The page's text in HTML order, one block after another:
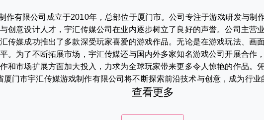
作有限公司成立于2010年，总部位于厦门市。公司专注于游戏研发与制
创意设计人才，宇汇传媒公司在业内逐步树立了良好的声誉。公司主营
传媒成功推出了多款深受玩家喜爱的游戏作品。无论是在游戏玩法、画
。为了不断拓展市场，宇汇传媒还与国内外多家知名游戏公司开展合作
和市场扩展方面加大投入，力求为全球玩家带来更多令人惊艳的作品。
厦门市宇汇传媒游戏制作有限公司将不断探索前沿技术与创意，成为行业
查看更多